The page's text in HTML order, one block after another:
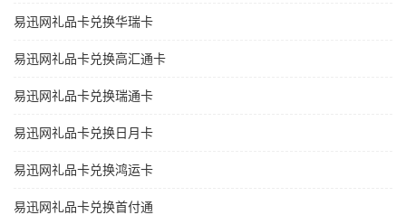
易迅网礼品卡兑换华瑞卡
易迅网礼品卡兑换高汇通卡
易迅网礼品卡兑换瑞通卡
易迅网礼品卡兑换日月卡
易迅网礼品卡兑换鸿运卡
易迅网礼品卡兑换首付通